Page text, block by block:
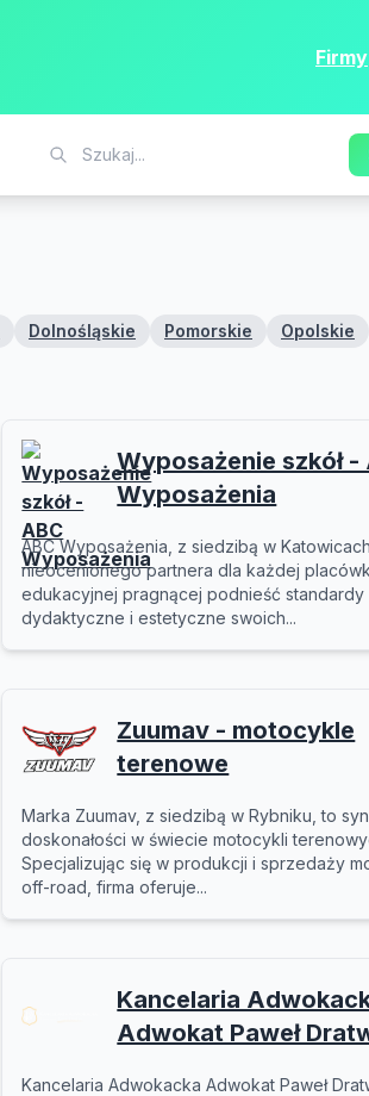
Firmy
Dolnośląskie Pomorskie
Opolskie
Wyposażenie szkół -
Wyposażenia
ABC Wyposażenia, z siedzibą w
nieocenionego partnera dla każdej
edukacyjnej pragnącej podnieść standardy
dydaktyczne i estetyczne swoich...
Zuumav - motocykle
terenowe
Marka Zuumav, z siedzibą w Rybniku, to
doskonałości w świecie motocykli
Specjalizując się w produkcji i sprzedaży
off-road, firma oferuje...
Kancelaria
Adwokat Paweł
Kancelaria Adwokacka Adwokat Paweł